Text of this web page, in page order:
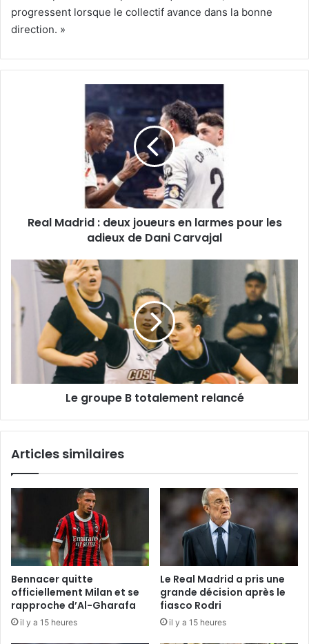
progressent lorsque le collectif avance dans la bonne
direction. »
adieux
Carvajal
Real Madrid : deux joueurs en larmes pour les
adieux de Dani Carvajal
groupe
totalement
relancé
Le groupe B totalement relancé
Articles similaires
Bennacer quitte
officiellement Milan et se
rapproche d’Al-Gharafa
il y a 15 heures
Le Real Madrid a pris une
grande décision après le
fiasco Rodri
il y a 15 heures